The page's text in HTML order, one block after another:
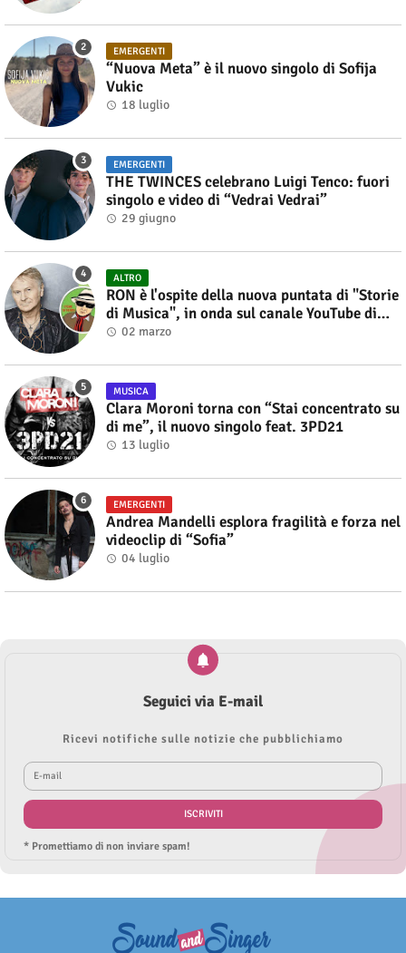
EMERGENTI
“Nuova Meta” è il nuovo singolo di Sofija
Vukic
18 luglio
EMERGENTI
THE TWINCES celebrano Luigi Tenco: fuori
singolo e video di “Vedrai Vedrai”
29 giugno
ALTRO
RON è l'ospite della nuova puntata di "Storie
di Musica", in onda sul canale YouTube di
Alberto Salerno
02 marzo
MUSICA
Clara Moroni torna con “Stai concentrato su
di me”, il nuovo singolo feat. 3PD21
13 luglio
EMERGENTI
Andrea Mandelli esplora fragilità e forza nel
videoclip di “Sofia”
04 luglio
Seguici via E-mail
Ricevi notifiche sulle notizie che pubblichiamo
* Promettiamo di non inviare spam!